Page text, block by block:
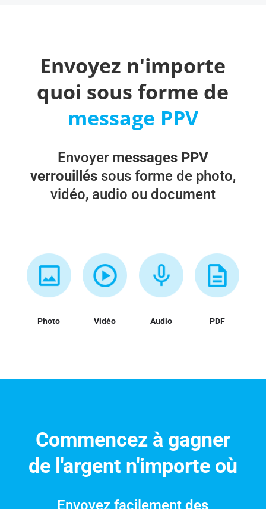
Envoyez n'importe
quoi sous forme de
message PPV
Envoyer messages PPV
verrouilléssous forme de photo,
vidéo, audio ou document
Photo Vidéo Audio PDF
Commencez à gagner
de l'argent n'importe où
Envoyez facilementdes